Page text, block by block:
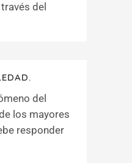
del
del
los mayores
responder